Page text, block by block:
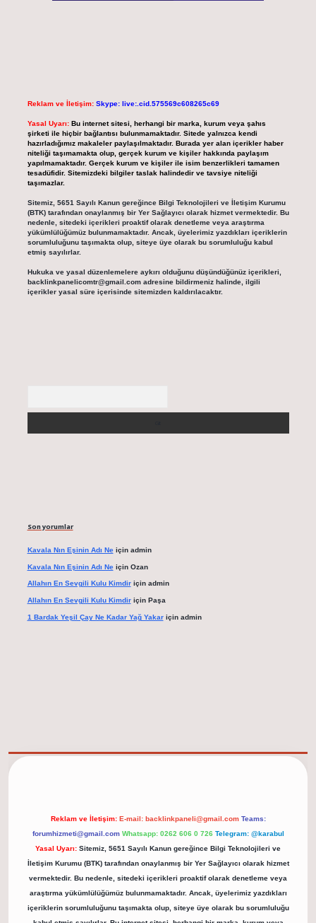
Reklam ve İletişim: Skype: live:.cid.575569c608265c69
Yasal Uyarı: Bu internet sitesi, herhangi bir marka, kurum veya şahıs
şirketi ile hiçbir bağlantısı bulunmamaktadır. Sitede yalnızca kendi
hazırladığımız makaleler paylaşılmaktadır. Burada yer alan içerikler haber
niteliği taşımamakta olup, gerçek kurum ve kişiler hakkında paylaşım
yapılmamaktadır. Gerçek kurum ve kişiler ile isim benzerlikleri tamamen
tesadüfidir. Sitemizdeki bilgiler taslak halindedir ve tavsiye niteliği
taşımazlar.
Sitemiz, 5651 Sayılı Kanun gereğince Bilgi Teknolojileri ve İletişim Kurumu
(BTK) tarafından onaylanmış bir Yer Sağlayıcı olarak hizmet vermektedir. Bu
nedenle, sitedeki içerikleri proaktif olarak denetleme veya araştırma
yükümlülüğümüz bulunmamaktadır. Ancak, üyelerimiz yazdıkları içeriklerin
sorumluluğunu taşımakta olup, siteye üye olarak bu sorumluluğu kabul
etmiş sayılırlar.
Hukuka ve yasal düzenlemelere aykırı olduğunu düşündüğünüz içerikleri,
backlinkpanelicomtr@gmail.comadresine bildirmeniz halinde, ilgili
içerikler yasal süre içerisinde sitemizden kaldırılacaktır.
Son yorumlar
Kavala Nın Eşinin Adı Neiçin admin
Kavala Nın Eşinin Adı Neiçin Ozan
Allahın En Sevgili Kulu Kimdiriçin admin
Allahın En Sevgili Kulu Kimdiriçin Paşa
1 Bardak Yeşil Çay Ne Kadar Yağ Yakariçin admin
Reklam ve İletişim: E-mail: backlinkpaneli@gmail.com Teams:
forumhizmeti@gmail.com Whatsapp: 0262 606 0 726 Telegram: @karabul
Yasal Uyarı: Sitemiz, 5651 Sayılı Kanun gereğince Bilgi Teknolojileri ve
İletişim Kurumu (BTK) tarafından onaylanmış bir Yer Sağlayıcı olarak hizmet
vermektedir. Bu nedenle, sitedeki içerikleri proaktif olarak denetleme veya
araştırma yükümlülüğümüz bulunmamaktadır. Ancak, üyelerimiz yazdıkları
içeriklerin sorumluluğunu taşımakta olup, siteye üye olarak bu sorumluluğu